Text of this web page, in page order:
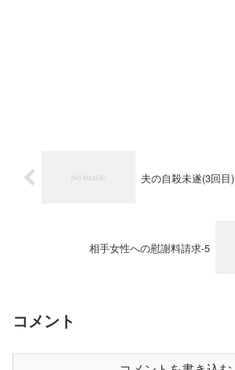
夫の自殺未遂(3回目)
相手女性への慰謝料請求-5
コメント